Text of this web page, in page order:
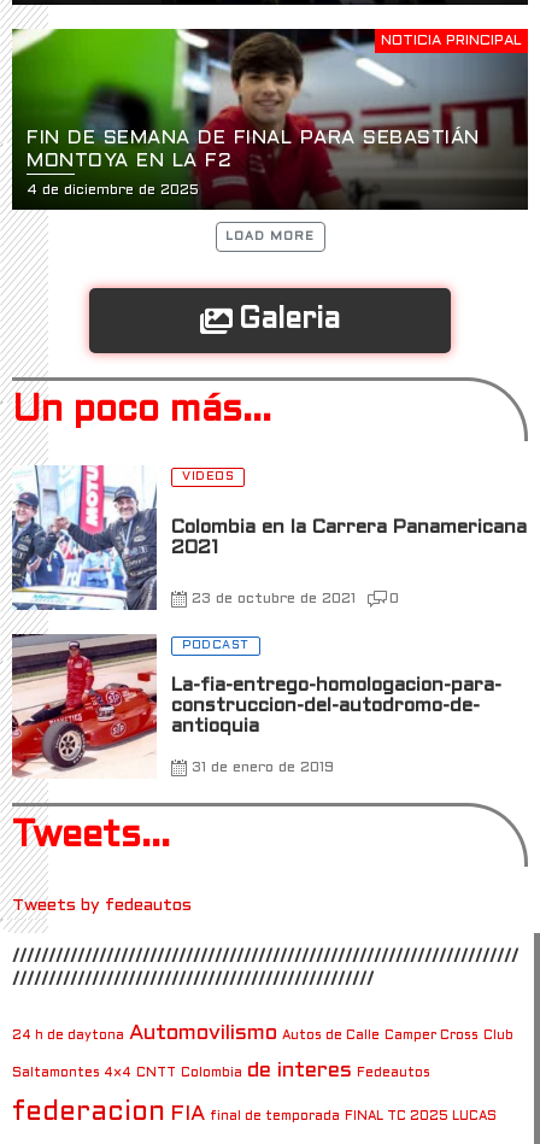
NOTICIA PRINCIPAL
FIN DE SEMANA DE FINAL PARA SEBASTIÁN
MONTOYA EN LA F2
4 de diciembre de 2025
LOAD MORE
Galeria
Un poco más...
VIDEOS
Colombia en la Carrera Panamericana
2021
23 de octubre de 2021 0
PODCAST
La-fia-entrego-homologacion-para-
construccion-del-autodromo-de-
antioquia
31 de enero de 2019
Tweets...
Tweets by fedeautos
//////////////////////////////////////////////////////////////////////
//////////////////////////////////////////////////
24 h de daytona Automovilismo Autos de Calle Camper Cross Club
Saltamontes 4×4 CNTT Colombia de interes Fedeautos
federacion FIA final de temporada FINAL TC 2025 LUCAS